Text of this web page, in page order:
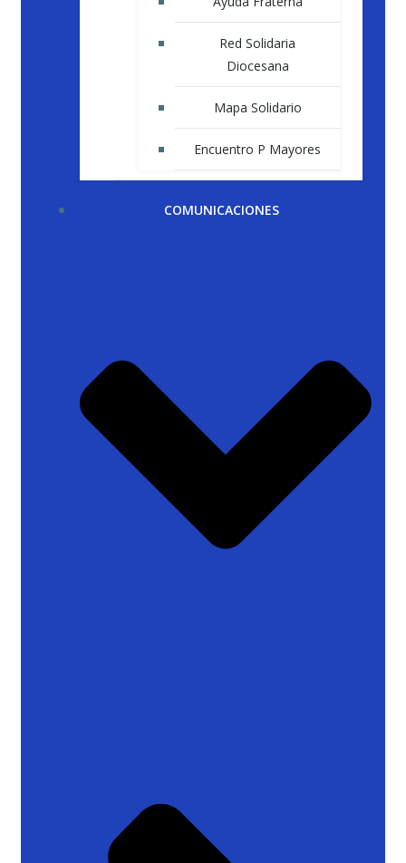
Red Solidaria
Diocesana
Mapa Solidario
Encuentro P Mayores
COMUNICACIONES